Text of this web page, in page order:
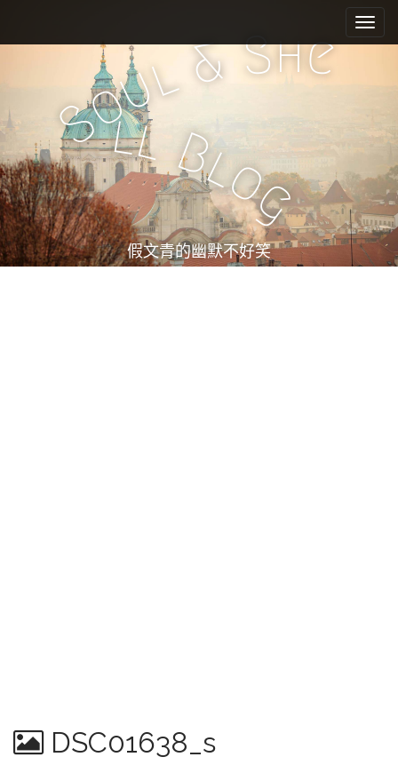
e
n
u
i
c
n
t
e
n
t
Soul&She
ll Bl
og
假文青的幽默不好笑
DSC01638_s